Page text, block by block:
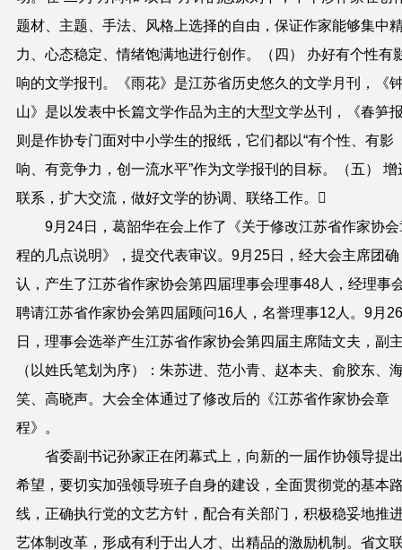
题材、主题、手法、风格上选择的自由，保证作家能够集中
力、心态稳定、情绪饱满地进行创作。（四） 办好有个性有
响的文学报刊。《雨花》是江苏省历史悠久的文学月刊，《
山》是以发表中长篇文学作品为主的大型文学丛刊，《春笋
则是作协专门面对中小学生的报纸，它们都以“有个性、有影
响、有竞争力，创一流水平”作为文学报刊的目标。（五） 增
联系，扩大交流，做好文学的协调、联络工作。
9月24日，葛韶华在会上作了《关于修改江苏省作家协会
程的几点说明》，提交代表审议。9月25日，经大会主席团确
认，产生了江苏省作家协会第四届理事会理事48人，经理事
聘请江苏省作家协会第四届顾问16人，名誉理事12人。9月26
日，理事会选举产生江苏省作家协会第四届主席陆文夫，副
（以姓氏笔划为序）：朱苏进、范小青、赵本夫、俞胶东、
笑、高晓声。大会全体通过了修改后的《江苏省作家协会章
程》。
省委副书记孙家正在闭幕式上，向新的一届作协领导提
希望，要切实加强领导班子自身的建设，全面贯彻党的基本
线，正确执行党的文艺方针，配合有关部门，积极稳妥地推
艺体制改革，形成有利于出人才、出精品的激励机制。省文